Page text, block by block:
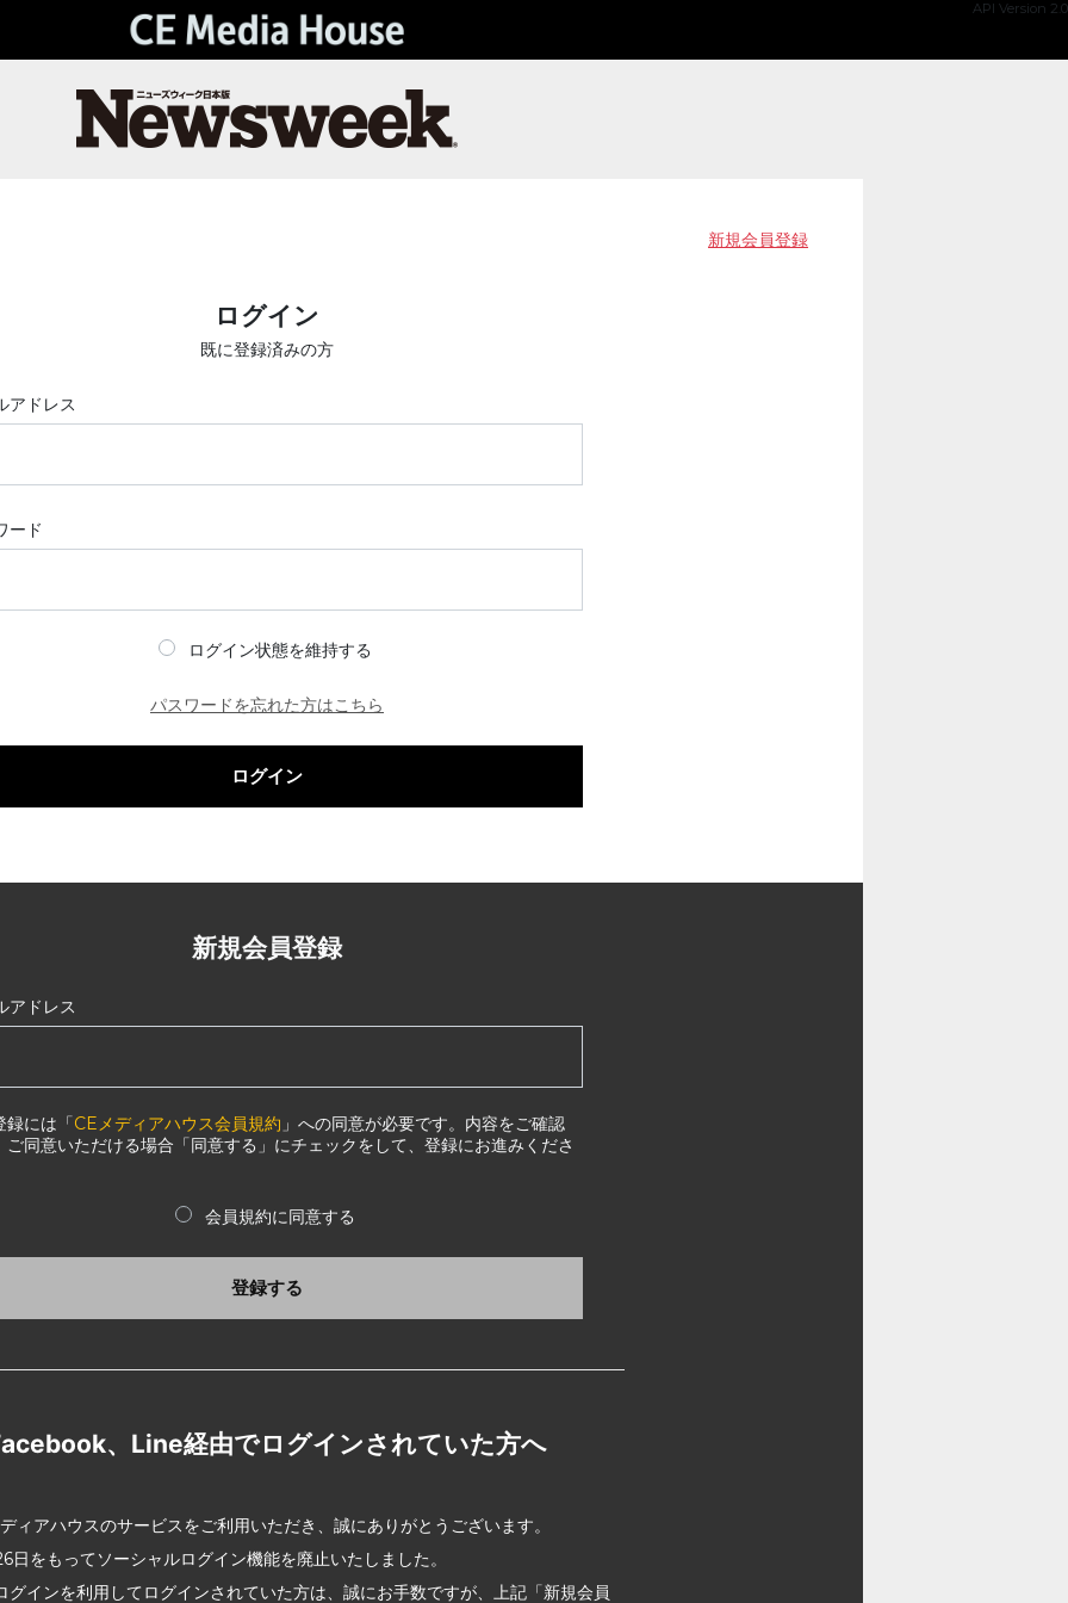
API Version 2.0
新規会員登録
ログイン
既に登録済みの方
アドレス
ード
ログイン状態を維持する
パスワードを忘れた方はこちら
ログイン
新規会員登録
アドレス
録には「CEメディアハウス会員規約 」への同意が必要です。内容をご確認
ご同意いただける場合「同意する」にチェックをして、登録にお進みくださ
会員規約に同意する
登録する
、Line経由でログインされていた方へ
ィアハウスのサービスをご利用いただき、誠にありがとうございます。
日をもってソーシャルログイン機能を廃止いたしました。
グインを利用してログインされていた方は、誠にお手数ですが、上記「新規会員